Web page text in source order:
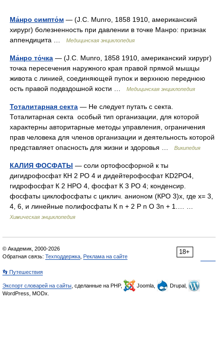
Ма́нро симпто́м — (J.С. Munro, 1858 1910, американский
хирург) болезненность при давлении в точке Манро: признак
аппендицита …
Медицинская энциклопедия
Ма́нро то́чка — (J.С. Munro, 1858 1910, американский хирург)
точка пересечения наружного края правой прямой мышцы
живота с линией, соединяющей пупок и верхнюю переднюю
ость правой подвздошной кости …
Медицинская энциклопедия
Тоталитарная секта — Не следует путать с секта.
Тоталитарная секта особый тип организации, для которой
характерны авторитарные методы управления, ограничения
прав человека для членов организации и деятельность которой
представляет опасность для жизни и здоровья …
Википедия
КАЛИЯ ФОСФАТЫ — соли ортофосфорной к ты
дигидрофосфат КН 2 РО 4 и дидейтерофосфат KD2PO4,
гидрофосфат К 2 НРО 4, фосфат К 3 РО 4; конденсир.
фосфаты циклофосфаты с циклич. анионом (КРО 3)x, где х= 3,
4, 6, и линейные полифосфаты К n + 2 Р n О 3n + 1.… …
Химическая энциклопедия
18+
© Академик, 2000-2026
Обратная связь: Техподдержка Реклама на сайте
👣 Путешествия
Экспорт словарей на сайты , сделанные на PHP, Joomla,
Drupal,
WordPress, MODx.